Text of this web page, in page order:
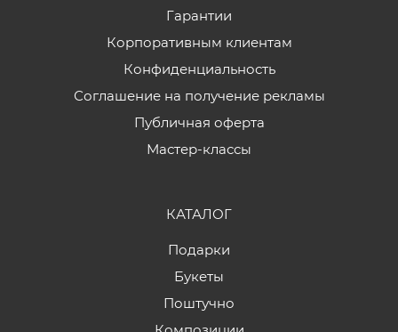
Гарантии
Корпоративным клиентам
Конфиденциальность
Соглашение на получение рекламы
Публичная оферта
Мастер-классы
КАТАЛОГ
Подарки
Букеты
Поштучно